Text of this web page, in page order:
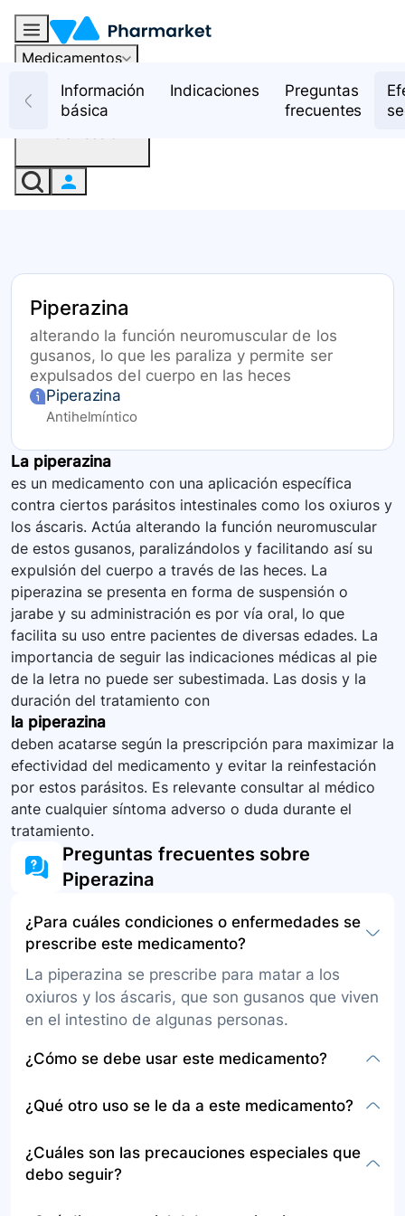
Medicamentos
RecursosInformación
básica
Indicaciones
Preguntas
frecuentes
Piperazina
alterando la función neuromuscular de los
gusanos, lo que les paraliza y permite ser
expulsados del cuerpo en las heces
Piperazina
Antihelmíntico
La piperazina
es un medicamento con una aplicación específica
contra ciertos parásitos intestinales como los oxiuros y
los áscaris. Actúa alterando la función neuromuscular
de estos gusanos, paralizándolos y facilitando así su
expulsión del cuerpo a través de las heces. La
piperazina se presenta en forma de suspensión o
jarabe y su administración es por vía oral, lo que
facilita su uso entre pacientes de diversas edades. La
importancia de seguir las indicaciones médicas al pie
de la letra no puede ser subestimada. Las dosis y la
duración del tratamiento con
la piperazina
deben acatarse según la prescripción para maximizar la
efectividad del medicamento y evitar la reinfestación
por estos parásitos. Es relevante consultar al médico
ante cualquier síntoma adverso o duda durante el
tratamiento.
Preguntas frecuentes sobre
Piperazina
¿Para cuáles condiciones o enfermedades se
prescribe este medicamento?
La piperazina se prescribe para matar a los
oxiuros y los áscaris, que son gusanos que viven
en el intestino de algunas personas.
¿Cómo se debe usar este medicamento?
jarabe para tomar por vía oral, con o sin
indicado por el médico, sin alterar la dosis o la
frecuencia. Es posible que se requiera una
¿Qué otro uso se le da a este medicamento?
antihelmíntico, no se mencionan otros usos
específicos en la información proporcionada.
¿Cuáles son las precauciones especiales que
debo seguir?